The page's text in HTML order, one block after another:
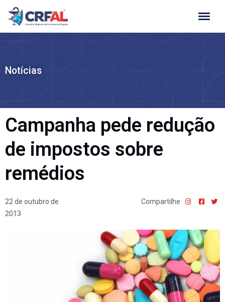
Ir
para
Notícias
Campanha pede redução
de impostos sobre
remédios
22 de outubro de
2013
Compartilhe